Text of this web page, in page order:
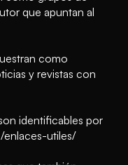
que apuntan al
como
y revistas con
identificables por
enlaces-utiles/